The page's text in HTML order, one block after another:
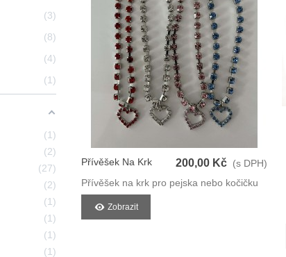
3
8
4
1
1
2
27
2
1
1
1
1
Přívěšek Na Krk 200,00 Kč (s DPH)
Přívěšek na krk pro pejska nebo kočičku
Zobrazit